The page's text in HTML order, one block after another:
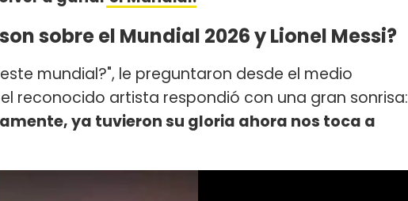
sobre el Mundial 2026 y Lionel Messi?
mundial?", le preguntaron desde el medio
reconocido artista respondió con una gran sonrisa:
ya tuvieron su gloria ahora nos toca a